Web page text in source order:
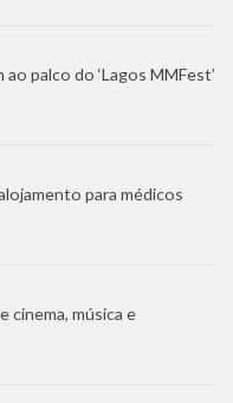
palco do ‘Lagos MMFest’
para médicos
cinema, música e